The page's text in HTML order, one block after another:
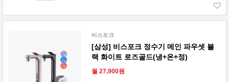
비스포크
[삼성] 비스포크 정수기 메인 파우셋 블
랙 화이트 로즈골드(냉+온+정)
월 27,900원